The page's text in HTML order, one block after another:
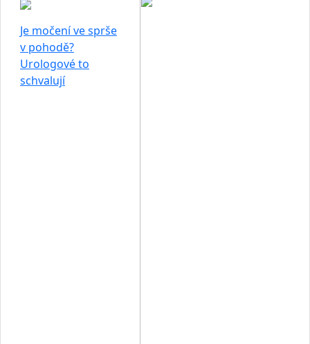
Je močení ve sprše
v pohodě?
Urologové to
schvalují